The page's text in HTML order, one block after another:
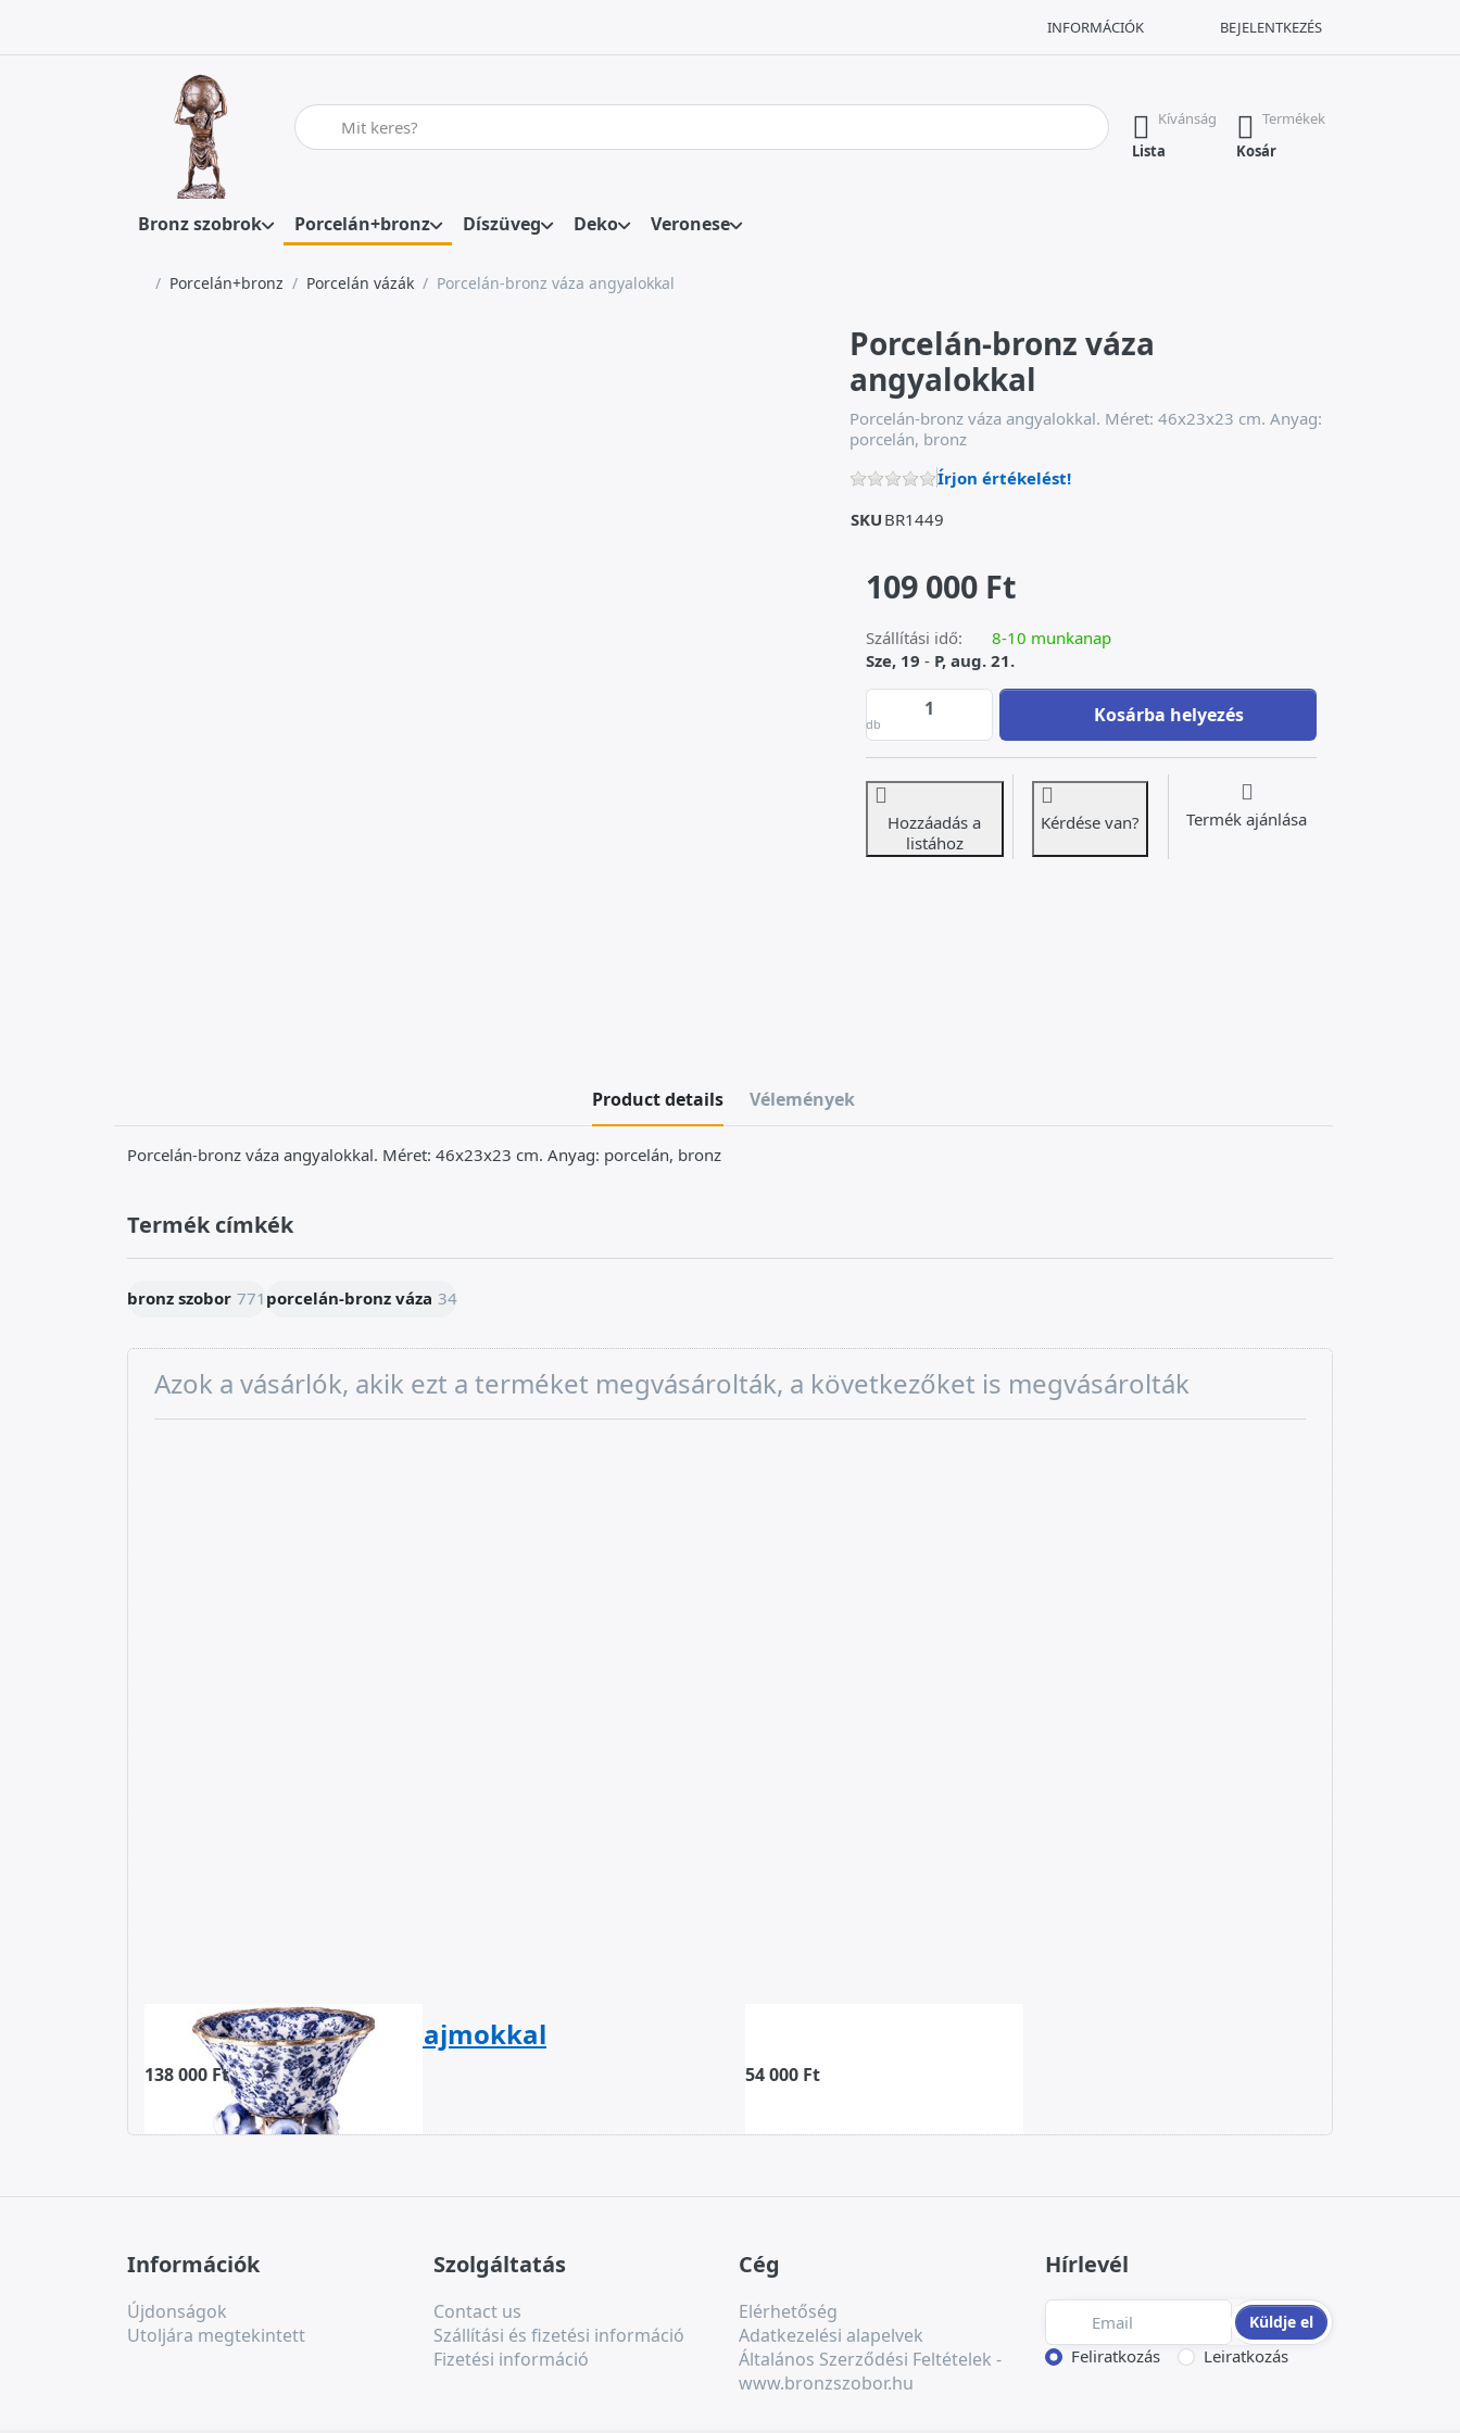
INFORMÁCIÓK BEJELENTKEZÉS
Adja meg a keresőszót. Az első találatok automatikusan megjelennek, amint beírja őket. Nyomja meg az Enter billentyűt az összes eredmény
Kívánság
Lista
Termékek
Kosár
Bronz szobrok Porcelán+bronz Díszüveg Deko Veronese
Kezdőlap
Porcelán+bronz Porcelán vázák Porcelán-bronz váza angyalokkal
Porcelán-bronz váza
angyalokkal
Porcelán-bronz váza angyalokkal. Méret: 46x23x23 cm. Anyag:
porcelán, bronz
Írjon értékelést!
SKU BR1449
109 000 Ft
Szállítási idő:
8-10 munkanap
Sze, 19 - P, aug. 21.
db
Porcelán-bronz váza angyalokkal at 109 000 Ft, quantity 1.
Kosárba helyezés
Hozzáadás a
listához
Kérdése van? Termék ajánlása
Product details Vélemények
Porcelán-bronz váza angyalokkal. Méret: 46x23x23 cm. Anyag: porcelán, bronz
Termék címkék
bronz szobor 771 porcelán-bronz váza 34
Azok a vásárlók, akik ezt a terméket megvásárolták, a következőket is megvásárolták
Porcelán-bronz tál, majmokkal
138 000 Ft 54 000 Ft
Információk
Újdonságok
Utoljára megtekintett
Szolgáltatás
Contact us
Szállítási és fizetési információ
Fizetési információ
Cég
Elérhetőség
Adatkezelési alapelvek
Általános Szerződési Feltételek -
www.bronzszobor.hu
Hírlevél
Küldje el
Művelet kiválasztása
Feliratkozás Leiratkozás